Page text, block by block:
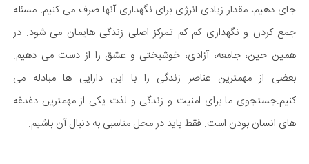
جای دهیم، مقدار زیادی انرژی برای نگهداری آنها صرف می کنیم. مسئله
جمع کردن و نگهداری کم کم تمرکز اصلی زندگی هایمان می شود. در
همین حین، جامعه، آزادی، خوشبختی و عشق را از دست می دهیم.
بعضی از مهمترین عناصر زندگی را با این دارایی ها مبادله می
کنیم.جستجوی ما برای امنیت و زندگی و لذت یکی از مهمترین دغدغه
های انسان بودن است. فقط باید در محل مناسبی به دنبال آن باشیم.